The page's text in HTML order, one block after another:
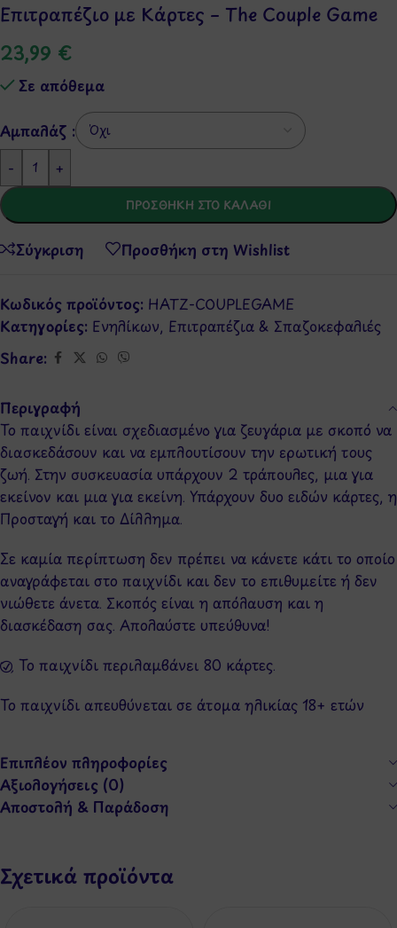
Επιτραπέζιο με Κάρτες – The Couple Game
23,99 €
Σε απόθεμα
Αμπαλάζ :
-
+
ΠΡΟΣΘΉΚΗ ΣΤΟ ΚΑΛΆΘΙ
Σύγκριση Προσθήκη στη Wishlist
Κωδικός προϊόντος: HATZ-COUPLEGAME
Κατηγορίες: Ενηλίκων, Επιτραπέζια & Σπαζοκεφαλιές
Share:
Περιγραφή
Το παιχνίδι είναι σχεδιασμένο για ζευγάρια με σκοπό να
διασκεδάσουν και να εμπλουτίσουν την ερωτική τους
ζωή. Στην συσκευασία υπάρχουν 2 τράπουλες, μια για
εκείνον και μια για εκείνη. Υπάρχουν δυο ειδών κάρτες, η
Προσταγή και το Δίλλημα.
Σε καμία περίπτωση δεν πρέπει να κάνετε κάτι το οποίο
αναγράφεται στο παιχνίδι και δεν το επιθυμείτε ή δεν
νιώθετε άνετα. Σκοπός είναι η απόλαυση και η
διασκέδαση σας. Απολαύστε υπεύθυνα!
✅ Το παιχνίδι περιλαμβάνει 80 κάρτες.
Το παιχνίδι απευθύνεται σε άτομα ηλικίας 18+ ετών
Επιπλέον πληροφορίες
Αξιολογήσεις (0)
Αποστολή & Παράδοση
Σχετικά προϊόντα